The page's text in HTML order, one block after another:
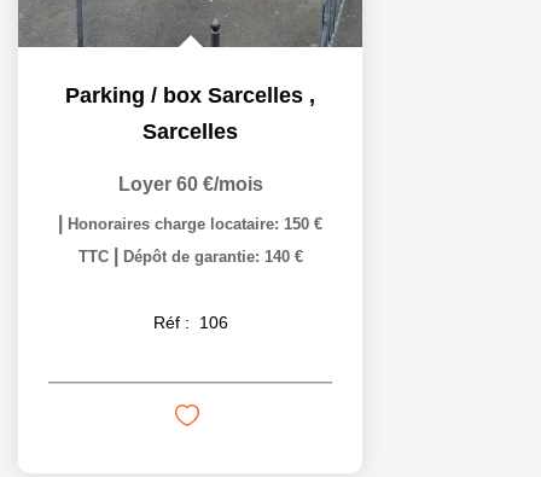
Parking / box Sarcelles ,
Sarcelles
Loyer 60 €/mois
Honoraires charge locataire: 150 €
TTC
Dépôt de garantie: 140 €
Réf : 106